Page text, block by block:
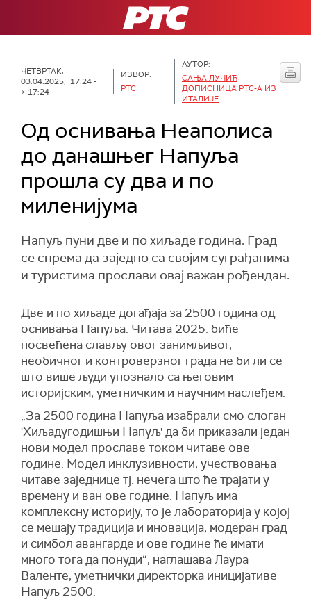
РТС
ЧЕТВРТАК,
03.04.2025, 17:24 -
> 17:24
ИЗВОР:
РТС
АУТОР:
САЊА ЛУЧИЋ,
ДОПИСНИЦА РТС-А ИЗ
ИТАЛИЈЕ
Од оснивања Неаполиса
до данашњег Напуља
прошла су два и по
миленијума
Напуљ пуни две и по хиљаде година. Град
се спрема да заједно са својим суграђанима
и туристима прослави овај важан рођендан.
Две и по хиљаде догађаја за 2500 година од
оснивања Напуља. Читава 2025. биће
посвећена слављу овог занимљивог,
необичног и контроверзног града не би ли се
што више људи упознало са његовим
историјским, уметничким и научним наслеђем.
„За 2500 година Напуља изабрали смо слоган
'Хиљадугодишњи Напуљ' да би приказали један
нови модел прославе током читаве ове
године. Модел инклузивности, учествовања
читаве заједнице тј. нечега што ће трајати у
времену и ван ове године. Напуљ има
комплексну историју, то је лабораторија у којој
се мешају традиција и иновација, модеран град
и симбол авангарде и ове године ће имати
много тога да понуди“, наглашава Лаура
Валенте, уметнички директорка иницијативе
Напуљ 2500.